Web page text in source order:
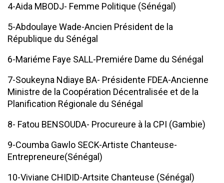
4-Aida MBODJ- Femme Politique (Sénégal)
5-Abdoulaye Wade-Ancien Président de la
République du Sénégal
6-Mariéme Faye SALL-Premiére Dame du Sénégal
7-Soukeyna Ndiaye BA- Présidente FDEA-Ancienne
Ministre de la Coopération Décentralisée et de la
Planification Régionale du Sénégal
8- Fatou BENSOUDA- Procureure à la CPI (Gambie)
9-Coumba Gawlo SECK-Artiste Chanteuse-
Entrepreneure(Sénégal)
10-Viviane CHIDID-Artsite Chanteuse (Sénégal)